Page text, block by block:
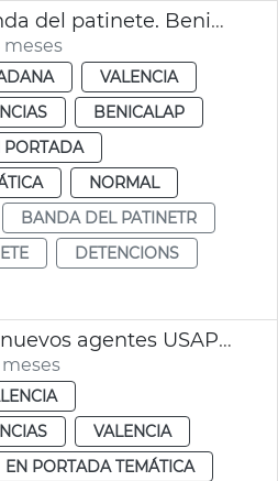
Detenciones banda del patinete. Benicalap. València
VALENCIA
BENICALAP
PORTADA
NORMAL
BANDA DEL PATINETR
DETENCIONS
Presentación 63 nuevos agentes USAP Policía Local València
VALENCIA
EN PORTADA TEMÁTICA